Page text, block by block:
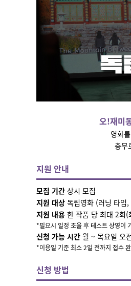
오!재미
영화
충무
지원 안내
모집 기간 상시 모집
지원 대상 독립영화 (러닝 타임
지원 내용 한 작품 당 최대 2회
*필요시 일정 조율 후 테스트 상영이
신청 가능 시간 월 ~ 목요일 오
*이용일 기준 최소 2일 전까지 접수
신청 방법